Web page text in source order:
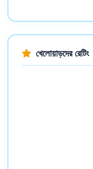
খেলোয়াড়দের রেটিং